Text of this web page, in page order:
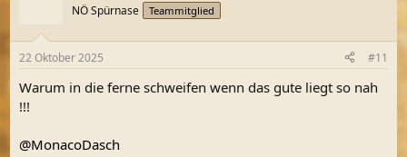
e
:
NÖ Spürnase Teammitglied
22 Oktober 2025 #11
Warum in die ferne schweifen wenn das gute liegt so nah
!!!
@MonacoDasch